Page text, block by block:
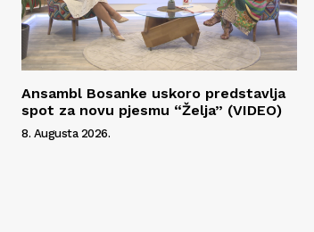
Ansambl Bosanke uskoro predstavlja
spot za novu pjesmu “Želja” (VIDEO)
8. Augusta 2026.